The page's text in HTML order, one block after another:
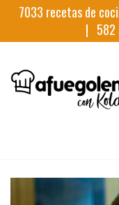
7033 recetas de
| 582